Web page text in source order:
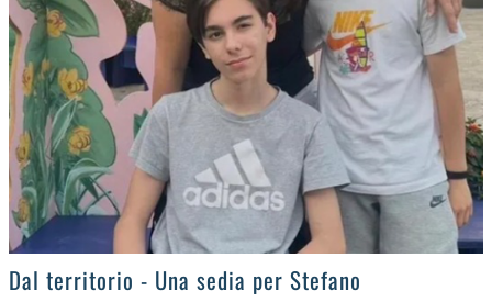
>
Dal territorio - Una sedia per Stefano